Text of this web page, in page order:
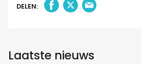
DELEN:
Laatste nieuws